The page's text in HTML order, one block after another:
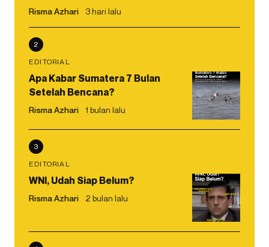
Risma Azhari 3 hari lalu
2
EDITORIAL
Apa Kabar Sumatera 7 Bulan
Setelah Bencana?
Risma Azhari 1 bulan lalu
3
EDITORIAL
WNI, Udah Siap Belum?
Risma Azhari 2 bulan lalu